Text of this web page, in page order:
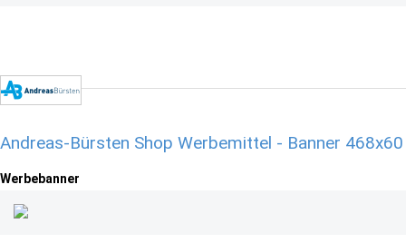
Andreas-Bürsten Shop Werbemittel - Banner 468x60
Werbebanner